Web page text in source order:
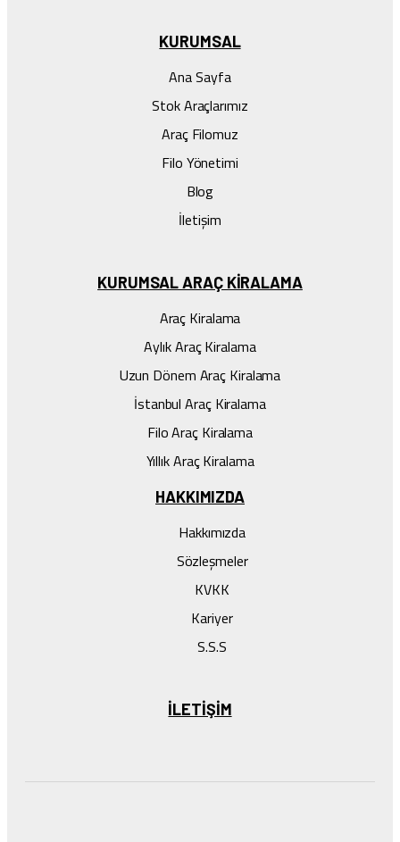
KURUMSAL
Ana Sayfa
Stok Araçlarımız
Araç Filomuz
Filo Yönetimi
Blog
İletişim
KURUMSAL ARAÇ KIRALAMA
Araç Kiralama
Aylık Araç Kiralama
Uzun Dönem Araç Kiralama
İstanbul Araç Kiralama
Filo Araç Kiralama
Yıllık Araç Kiralama
HAKKIMIZDA
Hakkımızda
Sözleşmeler
KVKK
Kariyer
S.S.S
ILETIŞIM